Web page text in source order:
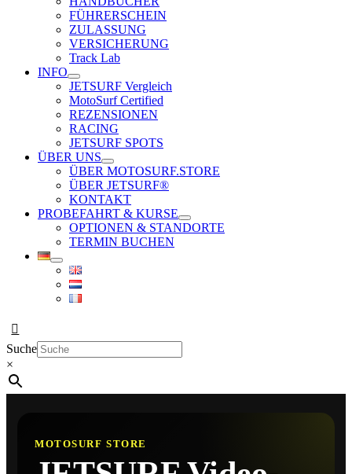
FÜHRERSCHEIN
ZULASSUNG
VERSICHERUNG
Track Lab
INFO
JETSURF Vergleich
MotoSurf Certified
REZENSIONEN
RACING
JETSURF SPOTS
ÜBER UNS
ÜBER MOTOSURF.STORE
ÜBER JETSURF®
KONTAKT
PROBEFAHRT & KURSE
OPTIONEN & STANDORTE
TERMIN BUCHEN
Suche
×
MOTOSURF STORE